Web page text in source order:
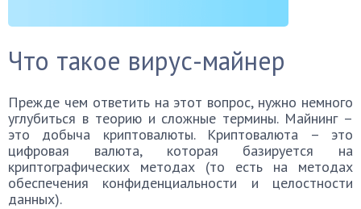
Что такое вирус-майнер
Прежде чем ответить на этот вопрос, нужно немного
углубиться в теорию и сложные термины. Майнинг –
это добыча криптовалюты. Криптовалюта – это
цифровая валюта, которая базируется на
криптографических методах (то есть на методах
обеспечения конфиденциальности и целостности
данных).